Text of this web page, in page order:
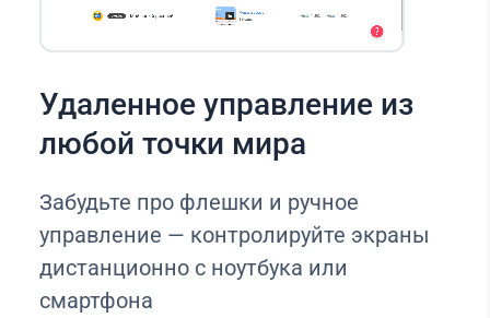
Удаленное управление из
любой точки мира
Забудьте про флешки и ручное
управление — контролируйте экраны
дистанционно с ноутбука или
смартфона